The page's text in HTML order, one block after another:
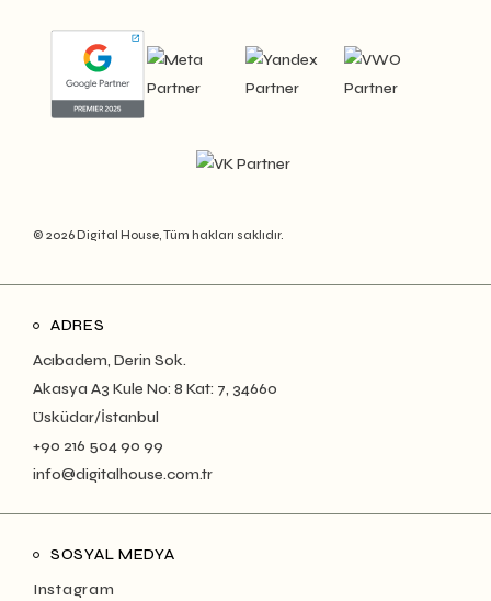
© 2026 Digital House, Tüm hakları saklıdır.
ADRES
Acıbadem, Derin Sok.
Akasya A3 Kule No: 8 Kat: 7, 34660
Üsküdar/İstanbul
+90 216 504 90 99
info@digitalhouse.com.tr
SOSYAL MEDYA
Instagram